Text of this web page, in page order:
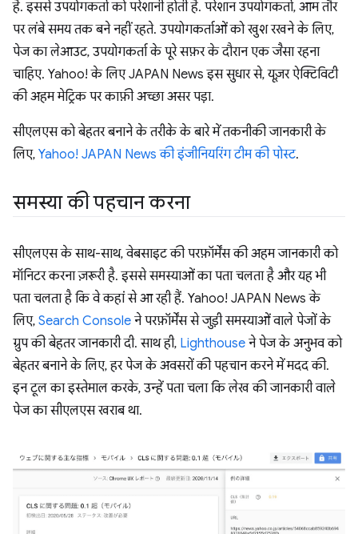
है. इससे उपयोगकर्ता को परेशानी होती है. परेशान उपयोगकर्ता, आम तौर
पर लंबे समय तक बने नहीं रहते. उपयोगकर्ताओं को खुश रखने के लिए,
पेज का लेआउट, उपयोगकर्ता के पूरे सफ़र के दौरान एक जैसा रहना
चाहिए. Yahoo! के लिए JAPAN News इस सुधार से, यूज़र ऐक्टिविटी
की अहम मेट्रिक पर काफ़ी अच्छा असर पड़ा.
सीएलएस को बेहतर बनाने के तरीके के बारे में तकनीकी जानकारी के
लिए, Yahoo! JAPAN News की इंजीनियरिंग टीम की पोस्ट.
समस्या की पहचान करना
सीएलएस के साथ-साथ, वेबसाइट की परफ़ॉर्मेंस की अहम जानकारी को
मॉनिटर करना ज़रूरी है. इससे समस्याओं का पता चलता है और यह भी
पता चलता है कि वे कहां से आ रही हैं. Yahoo! JAPAN News के
लिए, Search Console ने परफ़ॉर्मेंस से जुड़ी समस्याओं वाले पेजों के
ग्रुप की बेहतर जानकारी दी. साथ ही, Lighthouse ने पेज के अनुभव को
बेहतर बनाने के लिए, हर पेज के अवसरों की पहचान करने में मदद की.
इन टूल का इस्तेमाल करके, उन्हें पता चला कि लेख की जानकारी वाले
पेज का सीएलएस खराब था.